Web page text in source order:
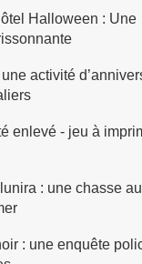
Halloween : Une
activité
enlevé - jeu à
: une chasse
: une enquête